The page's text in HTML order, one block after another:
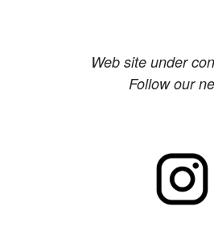
Web site under
Follow our